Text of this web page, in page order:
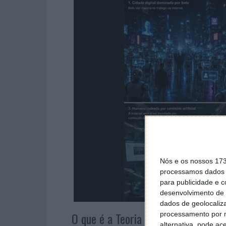
Nós e os nossos
processamos
para publicidade e
desenvolvimento de
dados de
processamento por
O que é a Teoria da Internet